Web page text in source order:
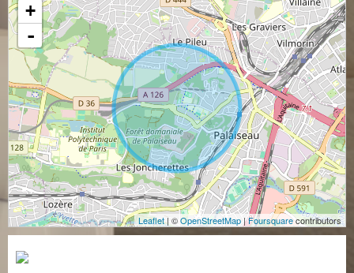
+
-
Leaflet| ©OpenStreetMap |Foursquarecontributors